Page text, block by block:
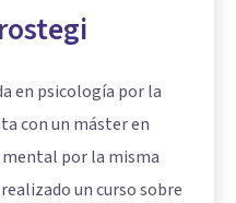
en psicología por la
con un máster en
por la misma
un curso sobre